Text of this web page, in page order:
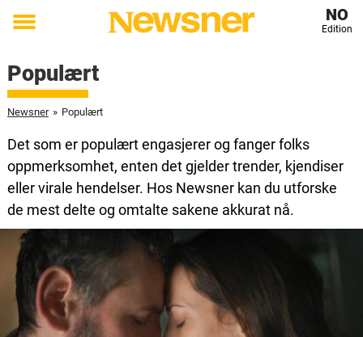
Toggle
NO
Edition
Populært
Newsner » Populært
Det som er populært engasjerer og fanger folks
oppmerksomhet, enten det gjelder trender, kjendiser
eller virale hendelser. Hos Newsner kan du utforske
de mest delte og omtalte sakene akkurat nå.